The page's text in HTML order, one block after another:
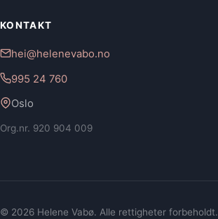
KONTAKT
hei@helenevabo.no
995 24 760
Oslo
Org.nr. 920 904 009
© 2026 Helene Vabø. Alle rettigheter forbeholdt.